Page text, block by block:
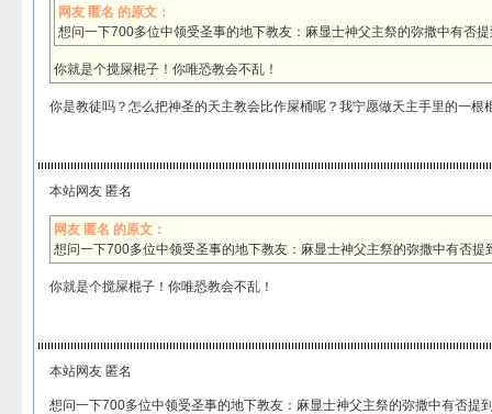
网友 匿名 的原文：
想问一下700多位中领受圣事的地下教友：麻显士神父主祭的弥撒中有否
你就是个搅屎棍子！你唯恐教会不乱！
你是教徒吗？怎么把神圣的天主教会比作屎桶呢？我宁愿做天主手里的一
本站网友 匿名
网友 匿名 的原文：
想问一下700多位中领受圣事的地下教友：麻显士神父主祭的弥撒中有否提
你就是个搅屎棍子！你唯恐教会不乱！
本站网友 匿名
想问一下700多位中领受圣事的地下教友：麻显士神父主祭的弥撒中有否提